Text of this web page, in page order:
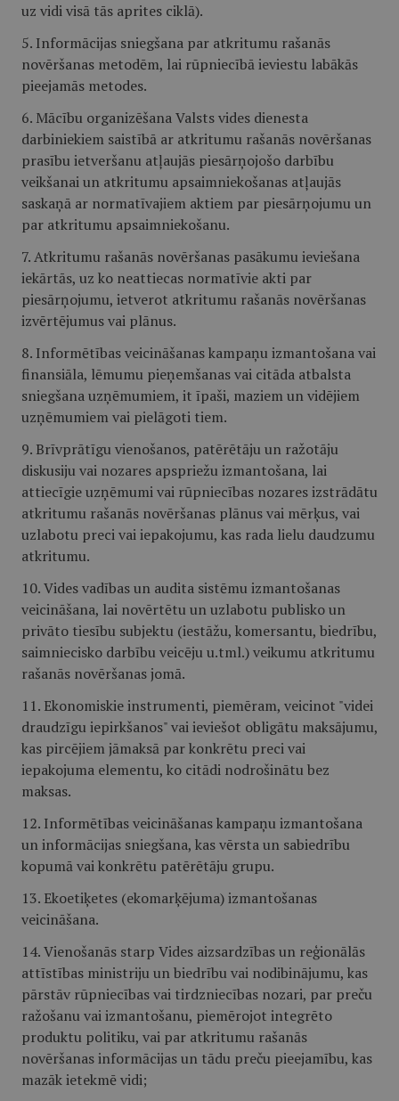
uz vidi visā tās aprites ciklā).
5. Informācijas sniegšana par atkritumu rašanās
novēršanas metodēm, lai rūpniecībā ieviestu labākās
pieejamās metodes.
6. Mācību organizēšana Valsts vides dienesta
darbiniekiem saistībā ar atkritumu rašanās novēršanas
prasību ietveršanu atļaujās piesārņojošo darbību
veikšanai un atkritumu apsaimniekošanas atļaujās
saskaņā ar normatīvajiem aktiem par piesārņojumu un
par atkritumu apsaimniekošanu.
7. Atkritumu rašanās novēršanas pasākumu ieviešana
iekārtās, uz ko neattiecas normatīvie akti par
piesārņojumu, ietverot atkritumu rašanās novēršanas
izvērtējumus vai plānus.
8. Informētības veicināšanas kampaņu izmantošana vai
finansiāla, lēmumu pieņemšanas vai citāda atbalsta
sniegšana uzņēmumiem, it īpaši, maziem un vidējiem
uzņēmumiem vai pielāgoti tiem.
9. Brīvprātīgu vienošanos, patērētāju un ražotāju
diskusiju vai nozares apspriežu izmantošana, lai
attiecīgie uzņēmumi vai rūpniecības nozares izstrādātu
atkritumu rašanās novēršanas plānus vai mērķus, vai
uzlabotu preci vai iepakojumu, kas rada lielu daudzumu
atkritumu.
10. Vides vadības un audita sistēmu izmantošanas
veicināšana, lai novērtētu un uzlabotu publisko un
privāto tiesību subjektu (iestāžu, komersantu, biedrību,
saimniecisko darbību veicēju u.tml.) veikumu atkritumu
rašanās novēršanas jomā.
11. Ekonomiskie instrumenti, piemēram, veicinot "videi
draudzīgu iepirkšanos" vai ieviešot obligātu maksājumu,
kas pircējiem jāmaksā par konkrētu preci vai
iepakojuma elementu, ko citādi nodrošinātu bez
maksas.
12. Informētības veicināšanas kampaņu izmantošana
un informācijas sniegšana, kas vērsta un sabiedrību
kopumā vai konkrētu patērētāju grupu.
13. Ekoetiķetes (ekomarķējuma) izmantošanas
veicināšana.
14. Vienošanās starp Vides aizsardzības un reģionālās
attīstības ministriju un biedrību vai nodibinājumu, kas
pārstāv rūpniecības vai tirdzniecības nozari, par preču
ražošanu vai izmantošanu, piemērojot integrēto
produktu politiku, vai par atkritumu rašanās
novēršanas informācijas un tādu preču pieejamību, kas
mazāk ietekmē vidi;